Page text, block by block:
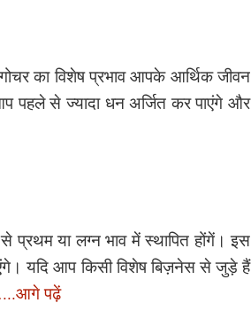
का विशेष प्रभाव आपके आर्थिक जीवन
से ज्यादा धन अर्जित कर पाएंगे और
प्रथम या लग्न भाव में स्थापित होंगें। इस
यदि आप किसी विशेष बिज़नेस से जुड़े हैं
पढ़ें